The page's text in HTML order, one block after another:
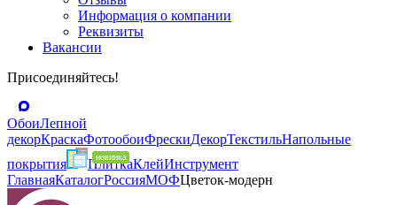
Информация о компании
Реквизиты
Вакансии
Присоединяйтесь!
ОбоиЛепной
декорКраскаФотообоиФрескиДекорТекстильНапольные
покрытия
ПлиткаКлейИнструмент
ГлавнаяКаталогРоссияМОФЦветок-модерн